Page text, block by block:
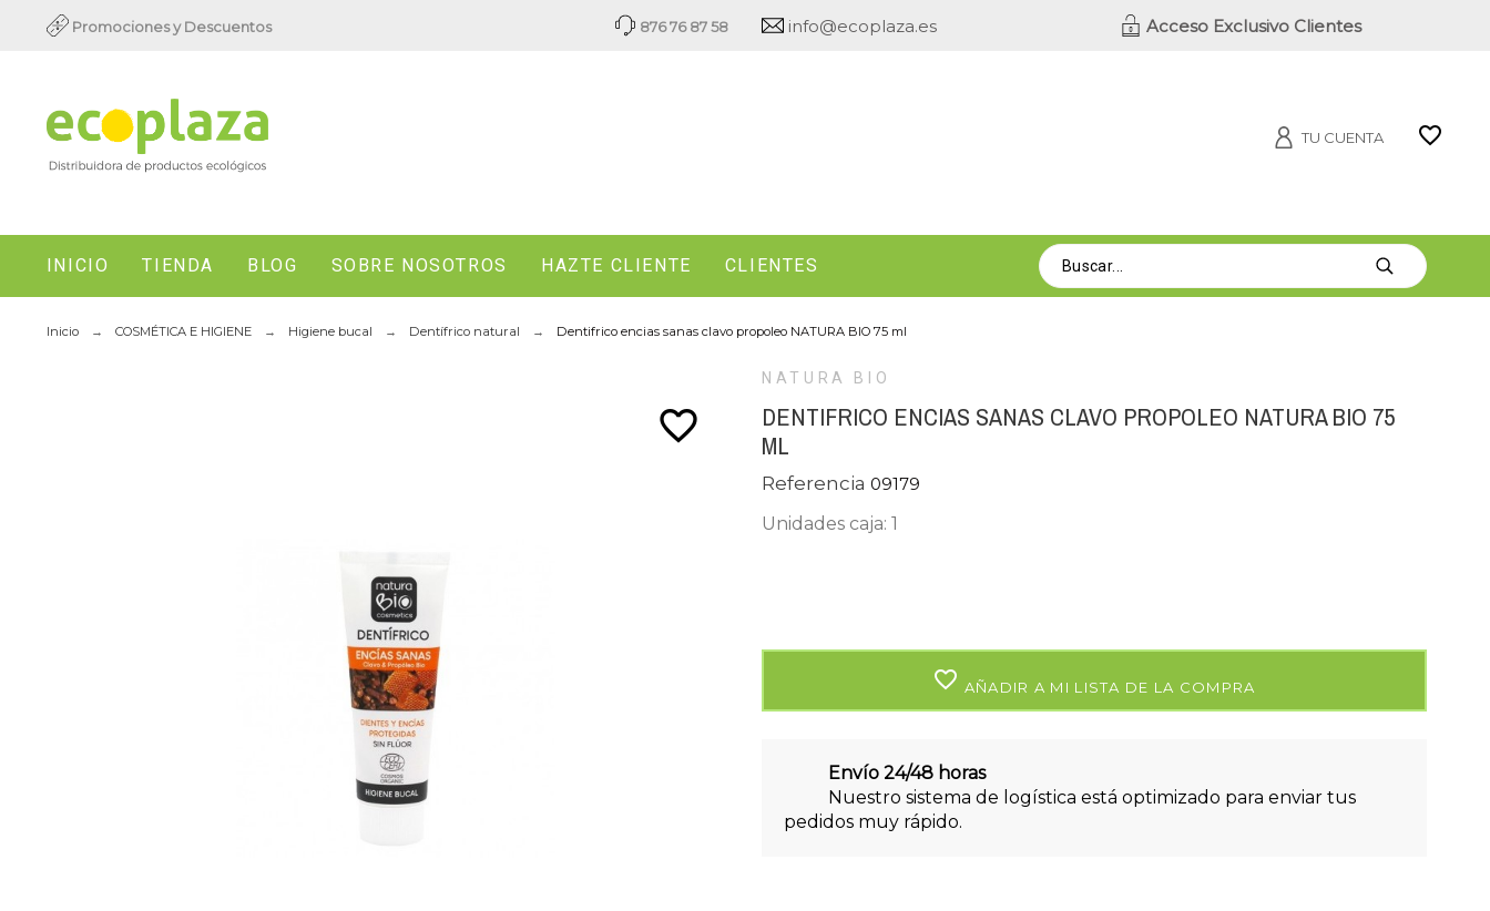
Promociones y Descuentos 876 76 87 58 info@ecoplaza.es Acceso Exclusivo Clientes
TU CUENTA
INICIO TIENDA BLOG SOBRE NOSOTROS HAZTE CLIENTE CLIENTES
Inicio COSMÉTICA E HIGIENE Higiene bucal Dentífrico natural Dentifrico encias sanas clavo propoleo NATURA BIO 75 ml
favorite_border
NATURA BIO
DENTIFRICO ENCIAS SANAS CLAVO PROPOLEO NATURA BIO 75
ML
Referencia 09179
Unidades caja: 1
favorite_border AÑADIR A MI LISTA DE LA COMPRA
Envío 24/48 horas
Nuestro sistema de logística está optimizado para enviar tus
pedidos muy rápido.